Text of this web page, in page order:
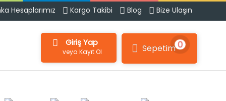
Hesaplarımız Kargo Takibi Blog Bize Ulaşın
Giriş Yap
veya Kayıt Ol Sepetim0